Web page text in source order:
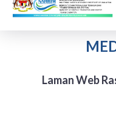
Laman Web